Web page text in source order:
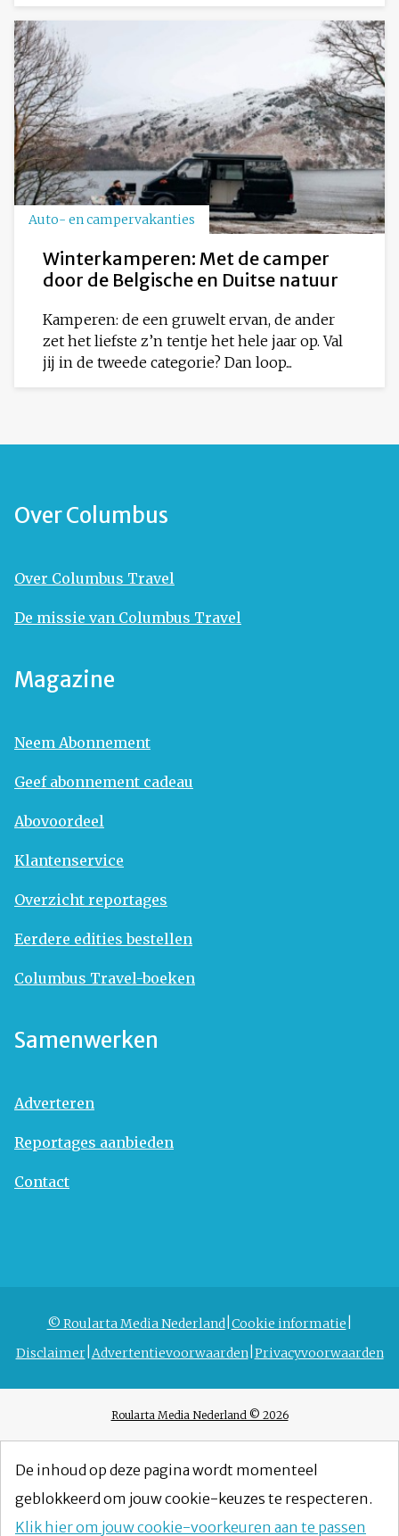
Auto- en campervakanties
Winterkamperen: Met de camper
door de Belgische en Duitse natuur
Kamperen: de een gruwelt ervan, de ander
zet het liefste z’n tentje het hele jaar op. Val
jij in de tweede categorie? Dan loop...
Over Columbus
Over Columbus Travel
De missie van Columbus Travel
Magazine
Neem Abonnement
Geef abonnement cadeau
Abovoordeel
Klantenservice
Overzicht reportages
Eerdere edities bestellen
Columbus Travel-boeken
Samenwerken
Adverteren
Reportages aanbieden
Contact
© Roularta Media Nederland Cookie informatie
Disclaimer Advertentievoorwaarden Privacyvoorwaarden
Roularta Media Nederland © 2026
De inhoud op deze pagina wordt momenteel
geblokkeerd om jouw cookie-keuzes te respecteren.
Klik hier om jouw cookie-voorkeuren aan te passen